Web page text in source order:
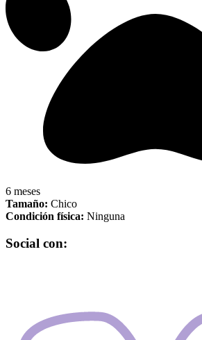
6 meses
Tamaño: Chico
Condición física: Ninguna
Social con: